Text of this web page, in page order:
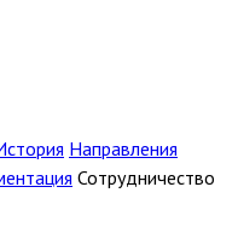
Направления
Сотрудничество